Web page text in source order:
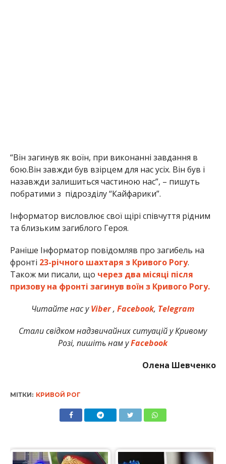
“Він загинув як воїн, при виконанні завдання в
бою.Він завжди був взірцем для нас усіх. Він був і
назавжди залишиться частиною нас”, – пишуть
побратими з підрозділу “Кайфарики”.
Інформатор висловлює свої щірі співчуття рідним
та близьким загиблого Героя.
Раніше Інформатор повідомляв про загибель на
фронті 23-річного шахтаря з Кривого Рогу.
Також ми писали, що через два місяці після
призову на фронті загинув воїн з Кривого Рогу.
Читайте нас уViber,Facebook, Telegram
Стали свідком надзвичайних ситуацій у Кривому
Розі, пишіть нам уFacebook
Олена Шевченко
МІТКИ: КРИВОЙ РОГ